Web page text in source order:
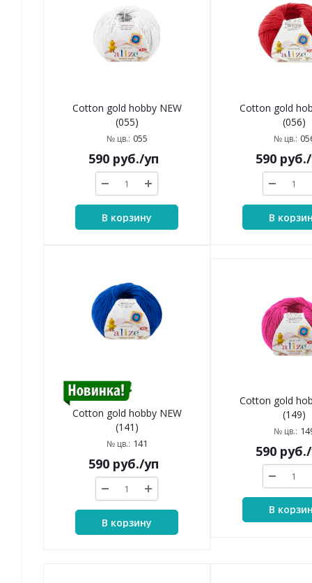
Cotton gold hobby NEW
(055)
№ цв.: 055
590руб./уп
В корзину
Cotton gold
(056)
№ цв.:
590руб.
В
Cotton gold hobby NEW
(141)
№ цв.: 141
590руб./уп
В корзину
Cotton gold
(149)
№ цв.:
590руб.
В